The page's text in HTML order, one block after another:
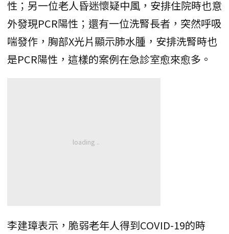
性；另一位老人昏迷懷疑中風，安排住院時也意
外發現PCR陽性；還有一位洗腎長者，突然呼吸
喘發作，胸部X光片顯示肺水腫，安排洗腎時也
是PCR陽性，這樣的案例在急診室愈來愈多。
李建璋表示，脆弱老年人得到COVID-19的時